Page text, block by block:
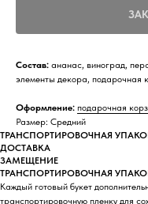
Состав: ананас, виноград,
элементы декора, подарочная
Оформление: подарочная
Размер: Средний
ТРАНСПОРТИРОВОЧНАЯ
ДОСТАВКА
ЗАМЕЩЕНИЕ
ТРАНСПОРТИРОВОЧНАЯ
Каждый готовый букет
транспортировочную пленку для